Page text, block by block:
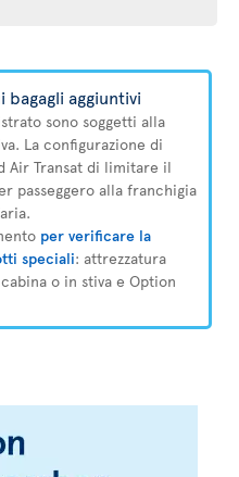
aggiuntivi
sono soggetti alla
La configurazione di
Air Transat di limitare il
passeggero alla franchigia
per verificare la
speciali: attrezzatura
o in stiva e Option